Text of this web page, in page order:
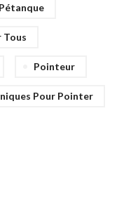
Tous
Pointeur
Pour Pointer